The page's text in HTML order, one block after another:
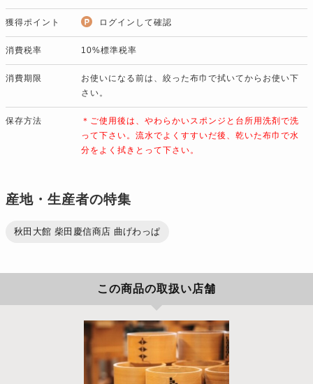
獲得ポイント ログインして確認
消費税率 10%標準税率
消費期限
お使いになる前は、絞った布巾で拭いてからお使い下
さい。
保存方法
＊ご使用後は、やわらかいスポンジと台所用洗剤で洗
って下さい。流水でよくすすいだ後、乾いた布巾で水
分をよく拭きとって下さい。
産地・生産者の特集
秋田大館 柴田慶信商店 曲げわっぱ
この商品の取扱い店舗